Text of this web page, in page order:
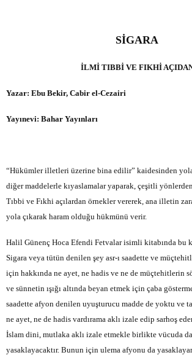
SİGARA
İLMİ TIBBİ VE FIKHİ
Yazar: Ebu Bekir, Cabir el-Cezairi
Yayınevi: Bahar Yayınları
“Hükümler illetleri üzerine bina edilir” kaidesinden
diğer maddelerle kıyaslamalar yaparak, çeşitli
Tıbbi ve Fıkhi açılardan örnekler vererek, ana illetin
yola çıkarak haram olduğu hükmünü verir.
Halil Günenç Hoca Efendi Fetvalar isimli kitabında bu
Sigara veya tütün denilen şey asr-ı saadette ve
için hakkında ne ayet, ne hadis ve ne de müçtehitlerin
ve sünnetin ışığı altında beyan etmek için çaba
saadette afyon denilen uyuşturucu madde de yoktu ve
ne ayet, ne de hadis vardırama aklı izale edip sarhoş
İslam dini, mutlaka aklı izale etmekle birlikte vücuda
yasaklayacaktır. Bunun için ulema afyonu da